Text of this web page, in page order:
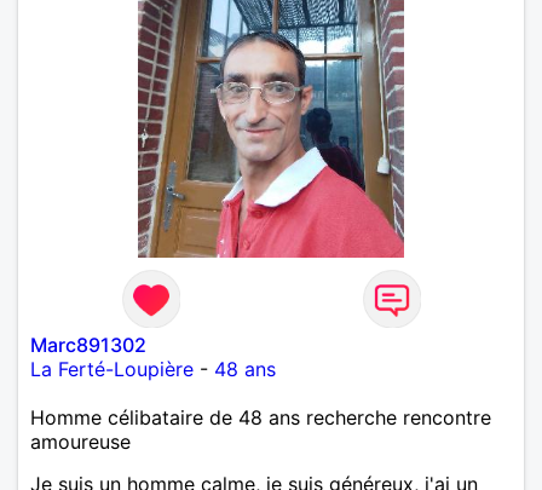
temps de discuter… et laissons l’avenir nous guider
Marc891302
La Ferté-Loupière - 48 ans
Homme célibataire de 48 ans recherche rencontre
amoureuse
Je suis un homme calme, je suis généreux, j'ai un